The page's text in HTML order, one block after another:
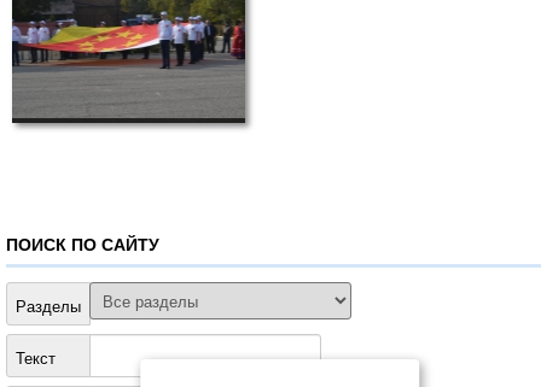
ПОИСК ПО САЙТУ
Разделы
Текст